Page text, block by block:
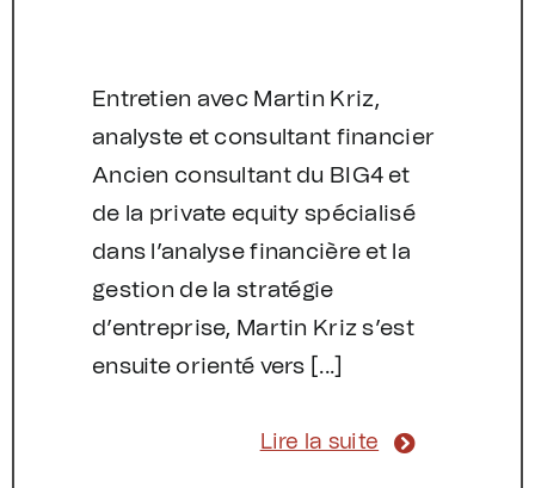
Entretien avec Martin Kriz,
analyste et consultant financier
Ancien consultant du BIG4 et
de la private equity spécialisé
dans l’analyse financière et la
gestion de la stratégie
d’entreprise, Martin Kriz s’est
ensuite orienté vers [...]
Lire la suite